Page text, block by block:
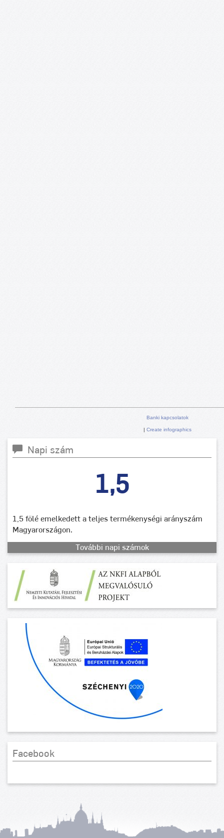
Banki kapcsolatok
| Create infographics
Napi szám
1,5
1,5 fölé emelkedett a teljes termékenységi arányszám
Magyarországon.
További napi számok
Facebook